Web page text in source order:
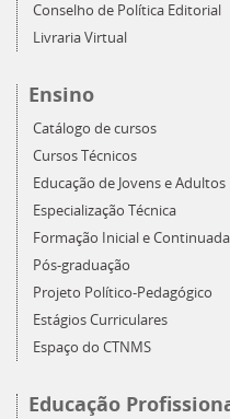
Conselho de Política Editorial
Livraria Virtual
Ensino
Catálogo de cursos
Cursos Técnicos
Educação de Jovens e Adultos
Especialização Técnica
Formação Inicial e Continuada
Pós-graduação
Projeto Político-Pedagógico
Estágios Curriculares
Espaço do CTNMS
Educação